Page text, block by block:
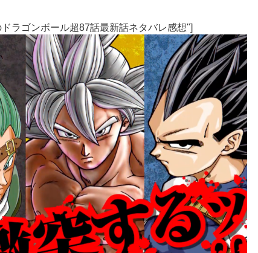
ラゴンボール超87話最新話ネタバレ感想"]